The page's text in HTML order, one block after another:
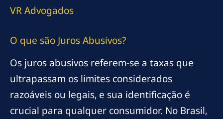
VR Advogados
O que são Juros Abusivos?
Os juros abusivos referem-se a taxas que
ultrapassam os limites considerados
razoáveis ou legais, e sua identificação é
crucial para qualquer consumidor. No Brasil,